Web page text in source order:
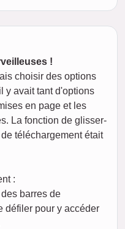
!
choisir des options
y avait tant d'options
en page et les
La fonction de glisser-
téléchargement était
:
barres de
défiler pour y accéder